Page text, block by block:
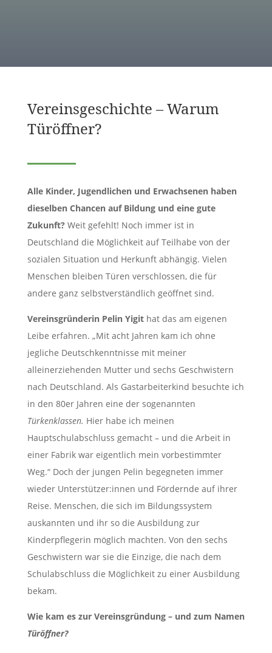
Vereinsgeschichte – Warum
Türöffner?
Alle Kinder, Jugendlichen und Erwachsenen haben
dieselben Chancen auf Bildung und eine gute
Zukunft?Weit gefehlt! Noch immer ist in
Deutschland die Möglichkeit auf Teilhabe von der
sozialen Situation und Herkunft abhängig. Vielen
Menschen bleiben Türen verschlossen, die für
andere ganz selbstverständlich geöffnet sind.
Vereinsgründerin Pelin Yigithat das am eigenen
Leibe erfahren. „Mit acht Jahren kam ich ohne
jegliche Deutschkenntnisse mit meiner
alleinerziehenden Mutter und sechs Geschwistern
nach Deutschland. Als Gastarbeiterkind besuchte ich
in den 80er Jahren eine der sogenannten
Türkenklassen. Hier habe ich meinen
Hauptschulabschluss gemacht – und die Arbeit in
einer Fabrik war eigentlich mein vorbestimmter
Weg.“ Doch der jungen Pelin begegneten immer
wieder Unterstützer:innen und Fördernde auf ihrer
Reise. Menschen, die sich im Bildungssystem
auskannten und ihr so die Ausbildung zur
Kinderpflegerin möglich machten. Von den sechs
Geschwistern war sie die Einzige, die nach dem
Schulabschluss die Möglichkeit zu einer Ausbildung
bekam.
Wie kam es zur Vereinsgründung – und zum Namen
Türöffner?